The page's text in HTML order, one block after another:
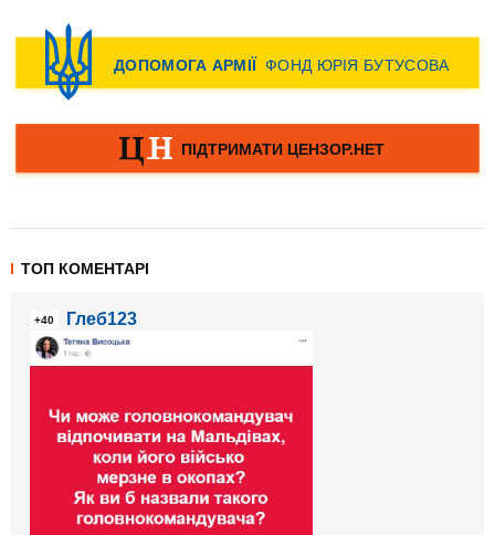
ТОП КОМЕНТАРІ
+40 Глеб123